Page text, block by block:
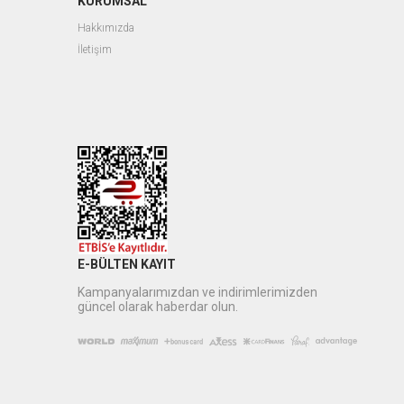
Hakkımızda
İletişim
E-BÜLTEN KAYIT
Kampanyalarımızdan ve indirimlerimizden
güncel olarak haberdar olun.